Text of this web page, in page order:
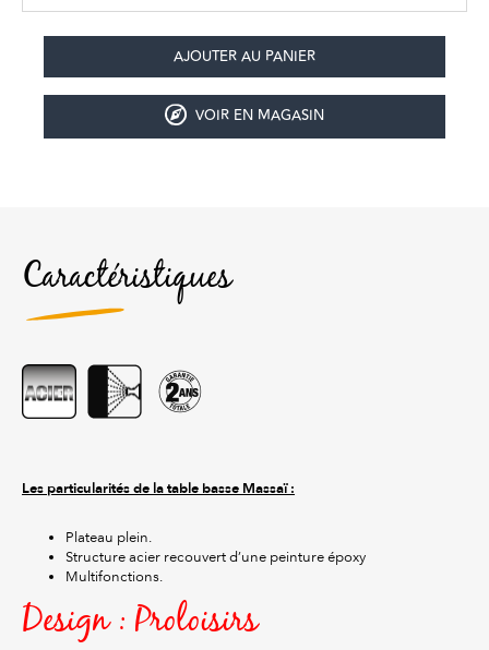
VOIR EN MAGASIN
Caractéristiques
Les particularités de la table basse Massaï :
Plateau plein.
Structure acier recouvert d’une peinture époxy
Multifonctions.
Design : Proloisirs